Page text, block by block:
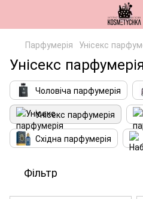
Парфумерія Унісекс
Унісекс
Чоловіча парфумерія
Унісекс парфумерія
Східна парфумерія
Фільтр